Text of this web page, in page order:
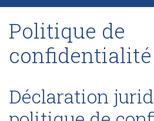
Politique de
confidentialité
Déclaration